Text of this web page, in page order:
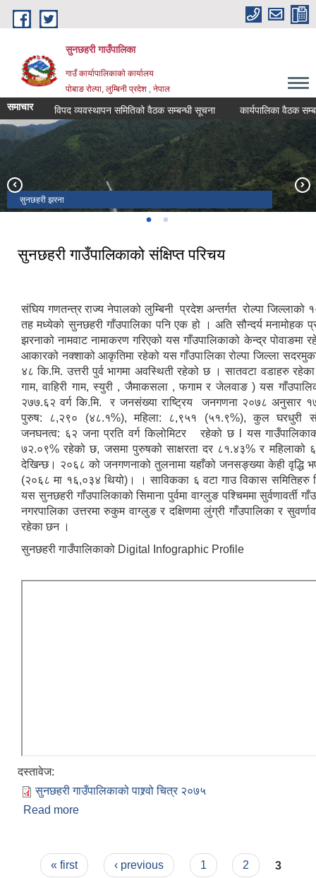
Skip to main content
सुनछहरी गाउँपालिका
गाउँ कार्यापालिकाको कार्यालय
पोबाङ रोल्पा, लुम्बिनी प्रदेश , नेपाल
समाचार विपद व्यवस्थापन समितिको वैठक सम्बन्धी सूचना कार्यपालिका वैठक सम्बन्धी
सुनछहरी झरना
विबाङ दह
सुनछहरी गाउँपालिकाको संक्षिप्त परिचय
संघिय गणतन्त्र राज्य नेपालको लुम्बिनी प्रदेश अन्तर्गत रोल्पा जिल्लाको
तह मध्येको सुनछहरी गाँउपालिका पनि एक हो । अति सौन्दर्य मनामोहक
झरनाको नामवाट नामाकरण गरिएको यस गाँउपालिकाको केन्द्र पोवाङमा
आकारको नक्शाको आकृतिमा रहेको यस गाँउपालिका रोल्पा जिल्ला
४८ कि.मि. उत्तरी पुर्व भागमा अवस्थिती रहेको छ । सातवटा वडाहरु
गाम, वाहिरी गाम, स्युरी , जैमाकसला , फगाम र जेलवाङ ) यस
२७७.६२ वर्ग कि.मि. र जनसंख्या राष्ट्रिय जनगणना २०७८ अनुसार
पुरुष: ८,२९० (४८.१%), महिला: ८,९५१ (५१.९%), कुल घरधुरी
जनघनत्व: ६२ जना प्रति वर्ग किलोमिटर रहेको छ l यस
७२.०९% रहेको छ, जसमा पुरुषको साक्षरता दर ८१.४३% र महिलाको
देखिन्छ। २०६८ को जनगणनाको तुलनामा यहाँको जनसङ्ख्या केही वृद्धि
(२०६८ मा १६,०३४ थियो)। । साविकका ६ वटा गाउ विकास समितिहरु
यस सुनछहरी गाँउपालिकाको सिमाना पुर्वमा वाग्लुङ पश्चिममा सुर्वणावर्ती
नगरपालिका उत्तरमा रुकुम वाग्लुङ र दक्षिणमा लुंग्री गाँउपालिका र
रहेका छन ।
सुनछहरी गाउँपालिकाको Digital Infographic Profile
दस्तावेज:
सुनछहरी गाउँपालिकाको‌‍‍‌ पाश्र्वो चित्र २०७५
Read more
Pages
« first ‹ previous 1 2 3